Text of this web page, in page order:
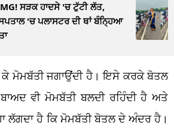
ਸੜਕ ਹਾਦਸੇ 'ਚ ਟੁੱਟੀ ਲੱਤ,
'ਚ ਪਲਾਸਟਰ ਦੀ ਥਾਂ ਬੰਨ੍ਹਿਆ
ਮੋਮਬੱਤੀ ਜਗਾਉਂਦੀ ਹੈ। ਇਸੇ ਕਰਕੇ ਬੋਤਲ
ਵੀ ਮੋਮਬੱਤੀ ਬਲਦੀ ਰਹਿੰਦੀ ਹੈ ਅਤੇ
ਲੱਗਦਾ ਹੈ ਕਿ ਮੋਮਬੱਤੀ ਬੋਤਲ ਦੇ ਅੰਦਰ ਹੈ।